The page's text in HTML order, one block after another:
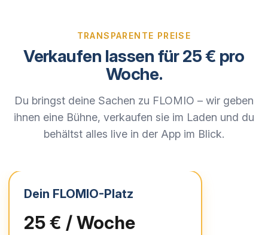
TRANSPARENTE PREISE
Verkaufen lassen für 25 € pro
Woche.
Du bringst deine Sachen zu FLOMIO – wir geben
ihnen eine Bühne, verkaufen sie im Laden und du
behältst alles live in der App im Blick.
Dein FLOMIO-Platz
25 € / Woche